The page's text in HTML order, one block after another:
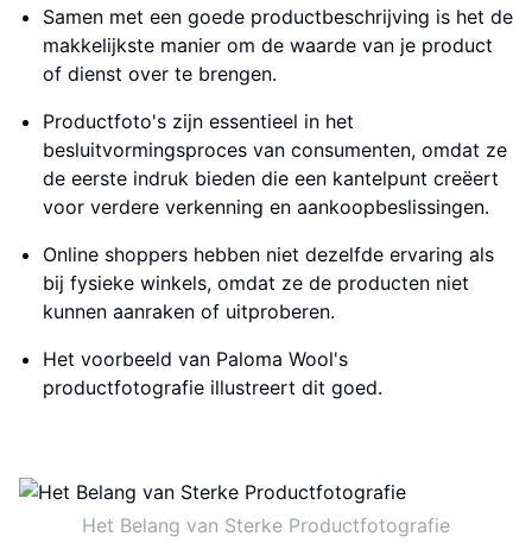
Samen met een goede productbeschrijving is het de
makkelijkste manier om de waarde van je product
of dienst over te brengen.
Productfoto's zijn essentieel in het
besluitvormingsproces van consumenten, omdat ze
de eerste indruk bieden die een kantelpunt creëert
voor verdere verkenning en aankoopbeslissingen.
Online shoppers hebben niet dezelfde ervaring als
bij fysieke winkels, omdat ze de producten niet
kunnen aanraken of uitproberen.
Het voorbeeld van Paloma Wool's
productfotografie illustreert dit goed.
Het Belang van Sterke Productfotografie